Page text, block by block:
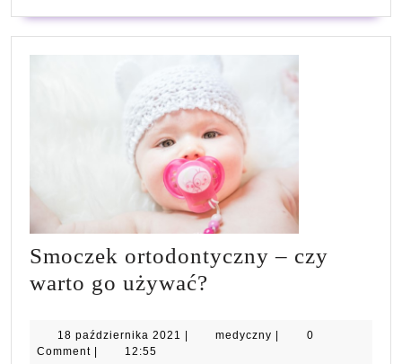
Smoczek ortodontyczny – czy
warto go używać?
–
18 października 2021 18
medyczny medyczny
0
Comment
12:55